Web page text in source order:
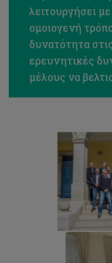
λειτουργήσει
ομοιογενή
δυνατότητα
ερευνητικές
μέλους να